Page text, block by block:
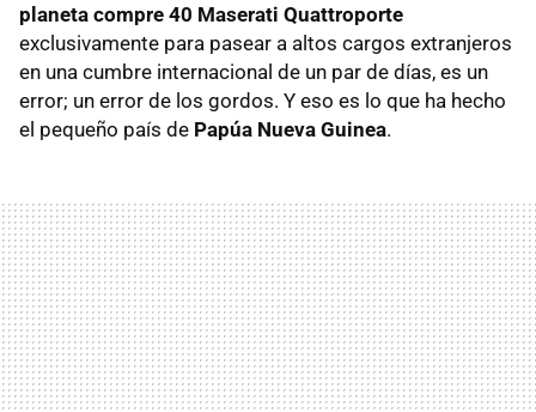
planeta compre 40 Maserati Quattroporte
exclusivamente para pasear a altos cargos extranjeros
en una cumbre internacional de un par de días, es un
error; un error de los gordos. Y eso es lo que ha hecho
el pequeño país de Papúa Nueva Guinea.